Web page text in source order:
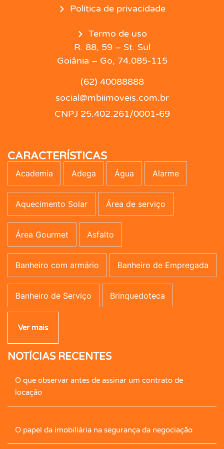
Política de privacidade
Termo de uso
R. 88, 59 – St. Sul
Goiânia – Go, 74.085-115
(62) 40088888
social@mbiimoveis.com.br
CNPJ 25.402.261/0001-69
CARACTERÍSTICAS
Academia Adega Água Alarme
Aquecimento Solar Área de serviço
Área Gourmet Asfalto
Banheiro com armário Banheiro de Empregada
Banheiro de Serviço Brinquedoteca
Campo de Futebol
Caseiro Central de Gás
Cerca Elétrica
Ver mais
NOTÍCIAS RECENTES
O que observar antes de assinar um contrato de
locação
O papel da imobiliária na segurança da negociação